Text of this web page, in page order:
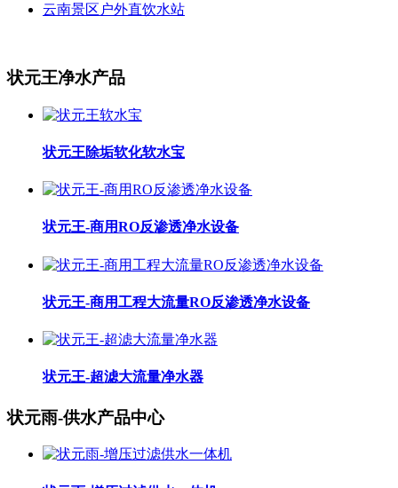
云南景区户外直饮水站
状元王净水产品
状元王除垢软化软水宝
状元王-商用RO反渗透净水设备
状元王-商用工程大流量RO反渗透净水设备
状元王-超滤大流量净水器
状元雨-供水产品中心